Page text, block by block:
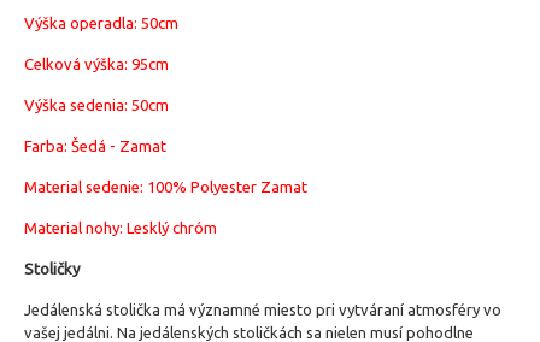
Výška operadla: 50cm
Celková výška: 95cm
Výška sedenia: 50cm
Farba: Šedá - Zamat
Material sedenie: 100% Polyester Zamat
Material nohy: Lesklý chróm
Stoličky
Jedálenská stolička má významné miesto pri vytváraní atmosféry vo
vašej jedálni. Na jedálenských stoličkách sa nielen musí pohodlne